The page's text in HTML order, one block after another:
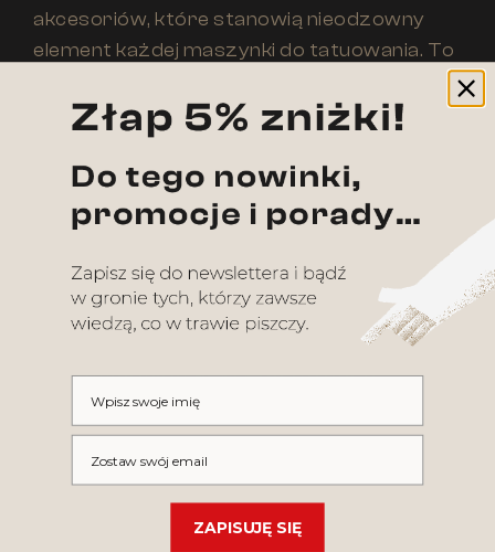
akcesoriów, które stanowią nieodzowny
element każdej maszynki do tatuowania. To
prowadzenie igły, komfort pracy tatuatora
i precyzję, z jaką powstaje każdy detal na
skórze. W naszym sklepie oferujemy
wysokiej jakości gryfy , dzioby ,tuby oraz
kompletne zestawy – idealne zarówno do
pracy w profesjonalnym studiu, jak i do nauki
tatuowania w warunkach szkoleniowych.
Profesjonalne gryfy do tatuażu –
pewny chwyt i maksymalna kontrola
naszej ofercie znajdzieszgryfy
stalowe, a także
ZAPISUJĘ SIĘ